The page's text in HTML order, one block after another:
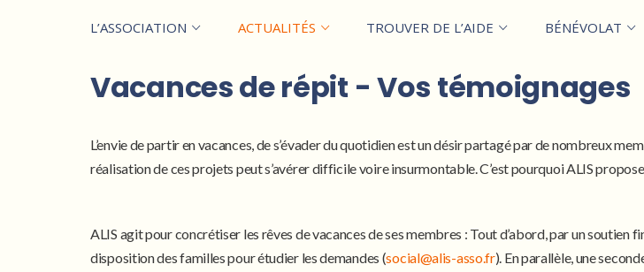
L’ASSOCIATION ACTUALITÉS TROUVER DE L’AIDE BÉNÉVOLAT
Vacances de répit - Vos témoignages
L’envie de partir en vacances, de s’évader du quotidien est un désir partagé par de nombreux
réalisation de ces projets peut s’avérer difficile voire insurmontable. C’est pourquoi ALIS
ALIS agit pour concrétiser les rêves de vacances de ses membres : Tout d’abord, par un soutien
disposition des familles pour étudier les demandes (social@alis-asso.fr). En parallèle, une